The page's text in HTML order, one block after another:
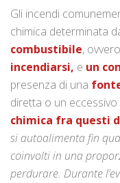
Gli incendi
chimica determinata
combustibile, ovvero
incendiarsi, e un
presenza di una
diretta o un
chimica fra questi
si autoalimenta fin
coinvolti in una
perdurare. Durante